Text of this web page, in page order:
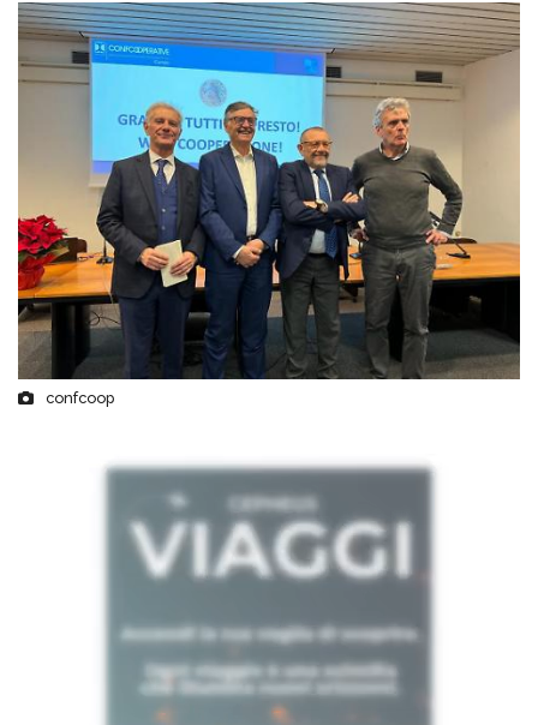
confcoop